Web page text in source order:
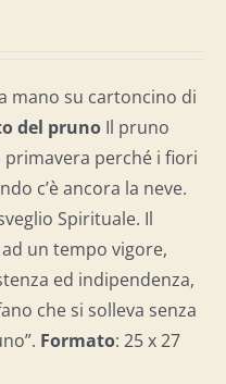
mano su cartoncino di
del pruno Il pruno
perché i fiori
c’è ancora la neve.
Spirituale. Il
un tempo vigore,
ed indipendenza,
che si solleva senza
Formato: 25 x 27